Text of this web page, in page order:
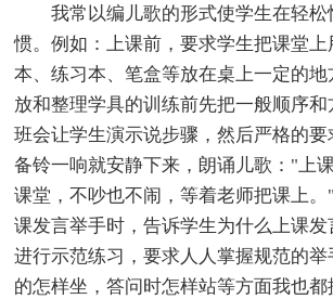
我常以编儿歌的形式使学生在轻松
惯。例如：上课前，要求学生把课堂
本、练习本、笔盒等放在桌上一定的
放和整理学具的训练前先把一般顺序和
班会让学生演示说步骤，然后严格的要
备铃一响就安静下来，朗诵儿歌："上
课堂，不吵也不闹，等着老师把课上
课发言举手时，告诉学生为什么上课
进行示范练习，要求人人掌握规范的举
的怎样坐，答问时怎样站等方面我也都